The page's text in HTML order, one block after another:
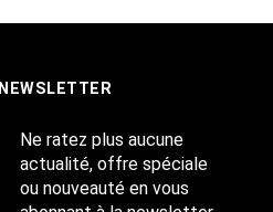
NEWSLETTER
Ne ratez plus aucune
actualité, offre spéciale
ou nouveauté en vous